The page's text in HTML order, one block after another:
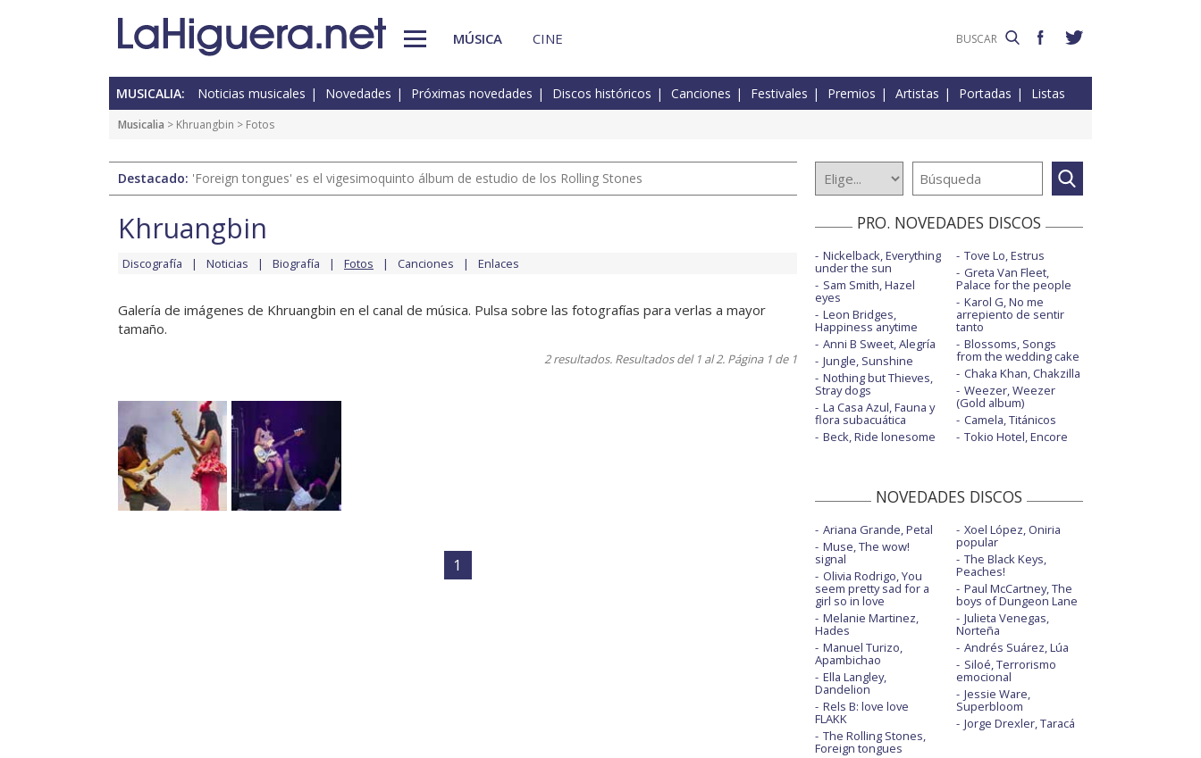
MÚSICA CINE
MUSICALIA: Noticias musicales Novedades Próximas novedades Discos históricos Canciones Festivales Premios Artistas Portadas Listas
Musicalia > Khruangbin > Fotos
Destacado: 'Foreign tongues' es el vigesimoquinto álbum de estudio de los Rolling Stones
Khruangbin
Discografía Noticias Biografía Fotos Canciones Enlaces
Galería de imágenes de Khruangbin en el canal de música. Pulsa sobre las fotografías para verlas a mayor
tamaño.
2 resultados. Resultados del 1 al 2. Página 1 de 1
1
PRO. NOVEDADES DISCOS
Nickelback, Everything
under the sun
Sam Smith, Hazel
eyes
Leon Bridges,
Happiness anytime
Anni B Sweet, Alegría
Jungle, Sunshine
Nothing but Thieves,
Stray dogs
La Casa Azul, Fauna y
flora subacuática
Beck, Ride lonesome
Tove Lo, Estrus
Greta Van Fleet,
Palace for the people
Karol G, No me
arrepiento de sentir
tanto
Blossoms, Songs
from the wedding cake
Chaka Khan, Chakzilla
Weezer, Weezer
(Gold album)
Camela, Titánicos
Tokio Hotel, Encore
NOVEDADES DISCOS
Ariana Grande, Petal
Muse, The wow!
signal
Olivia Rodrigo, You
seem pretty sad for a
girl so in love
Melanie Martinez,
Hades
Manuel Turizo,
Apambichao
Ella Langley,
Dandelion
Rels B: love love
FLAKK
The Rolling Stones,
Foreign tongues
Xoel López, Oniria
popular
The Black Keys,
Peaches!
Paul McCartney, The
boys of Dungeon Lane
Julieta Venegas,
Norteña
Andrés Suárez, Lúa
Siloé, Terrorismo
emocional
Jessie Ware,
Superbloom
Jorge Drexler, Taracá